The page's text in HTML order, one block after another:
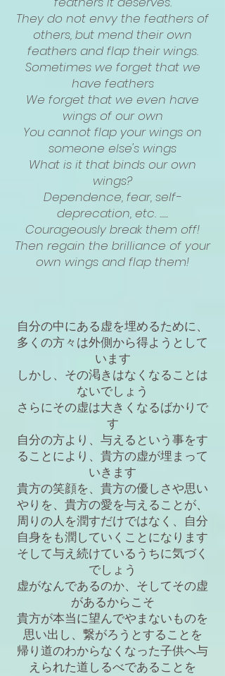
They do not envy the feathers of
others, but mend their own
feathers and flap their wings.
Sometimes we forget that we
have feathers
We forget that we even have
wings of our own
You cannot flap your wings on
someone else's wings
What is it that binds our own
wings?
Dependence, fear, self-
deprecation, etc. ......
Courageously break them off!
Then regain the brilliance of your
own wings and flap them!
自分の中にある虚を埋めるために、
多くの方々は外側から得ようとして
います
しかし、その渇きはなくなることは
ないでしょう
さらにその虚は大きくなるばかりで
す
自分の方より、与えるという事をす
ることにより、貴方の虚が埋まって
いきます
貴方の笑顔を、貴方の優しさや思い
やりを、貴方の愛を与えることが、
周りの人を潤すだけではなく、自分
自身をも潤していくことになります
そして与え続けているうちに気づく
でしょう
虚がなんであるのか、そしてその虚
があるからこそ
貴方が本当に望んでやまないものを
思い出し、繋がろうとすることを
帰り道のわからなくなった子供へ与
えられた道しるべであることを